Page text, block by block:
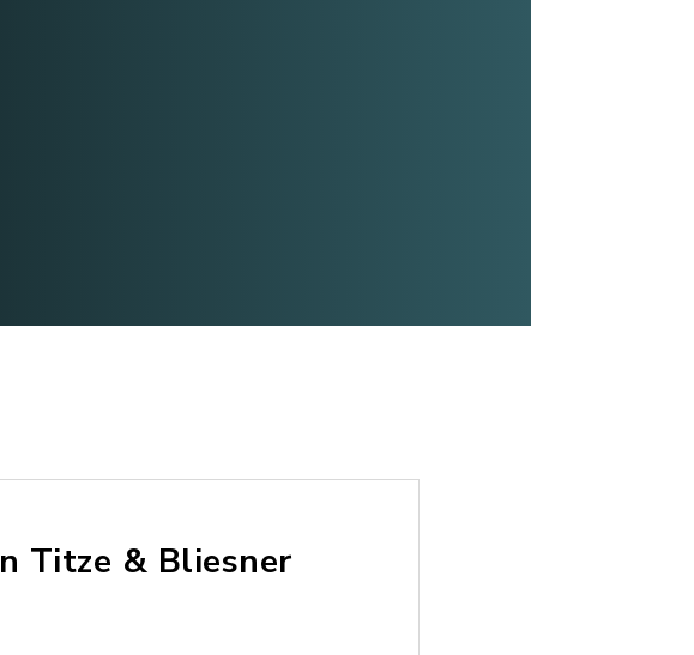
Titze & Bliesner